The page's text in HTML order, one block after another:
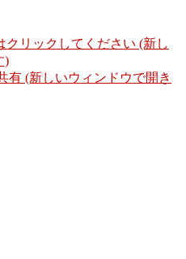
クリックしてください (新し
)
有 (新しいウィンドウで開き